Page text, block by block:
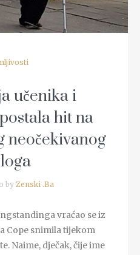
učenika i
hit na
neočekivanog
by Zenski .Ba
vraćao se iz
Cope snimila tijekom
Naime, dječak, čije ime